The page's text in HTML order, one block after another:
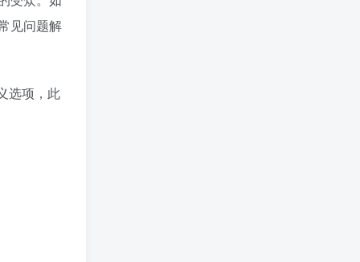
见问题解
选项，此